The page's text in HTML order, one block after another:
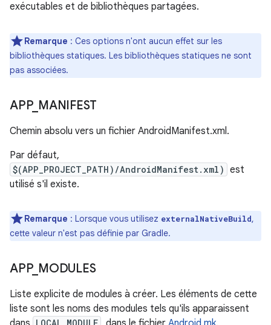
exécutables et de bibliothèques partagées.
Remarque : Ces options n'ont aucun effet sur les
bibliothèques statiques. Les bibliothèques statiques ne sont
pas associées.
APP_ MANIFEST
Chemin absolu vers un fichier AndroidManifest.xml.
Par défaut,
$(APP_PROJECT_PATH)/AndroidManifest.xml) est
utilisé s'il existe.
Remarque : Lorsque vous utilisez externalNativeBuild,
cette valeur n'est pas définie par Gradle.
APP_ MODULES
Liste explicite de modules à créer. Les éléments de cette
liste sont les noms des modules tels qu'ils apparaissent